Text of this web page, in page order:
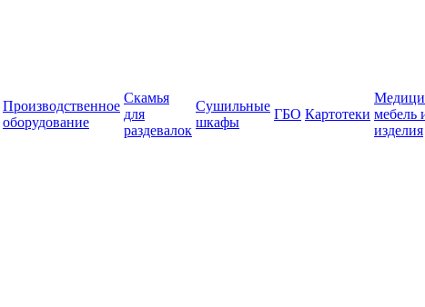
Производственное
оборудование
Скамья
для
раздевалок
Сушильные
шкафы
ГБО Картотеки мебель
изделия